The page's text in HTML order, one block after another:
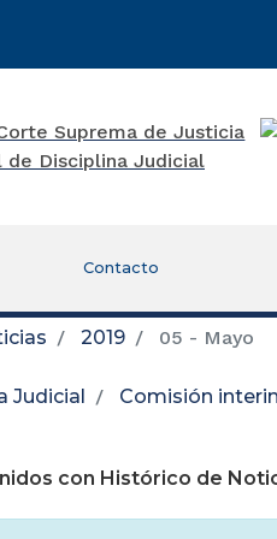
Contacto
2019 05 - Mayo
Judicial Comisión
una nueva ventana)
con Histórico de